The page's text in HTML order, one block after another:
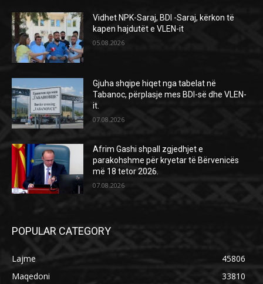
Vidhet NPK-Saraj, BDI -Saraj, kërkon të
kapen hajdutët e VLEN-it
05.08.2026
Gjuha shqipe hiqet nga tabelat në
Tabanoc, përplasje mes BDI-së dhe VLEN-
it.
07.08.2026
Afrim Gashi shpall zgjedhjet e
parakohshme për kryetar të Bërvenicës
më 18 tetor 2026.
07.08.2026
POPULAR CATEGORY
Lajme
45806
Maqedoni
33810